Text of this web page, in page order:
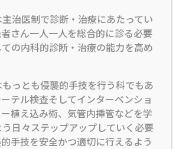
治医制で診断・治療にあたってい
さん一人一人を総合的に診る必要
の内科的診断・治療の能力を高め
っとも侵襲的手技を行う科でもあ
テル検査そしてインターベンショ
植え込み術、気管内挿管などを学
日々ステップアップしていく必要
手技を安全かつ適切に行えるよう